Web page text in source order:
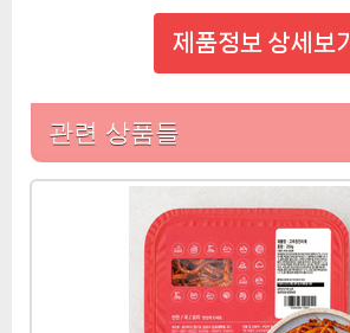
제품정보 상세보기
관련 상품들